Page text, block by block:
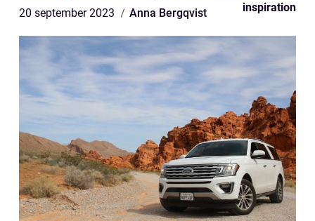
20 september 2023 Anna Bergqvist inspiration